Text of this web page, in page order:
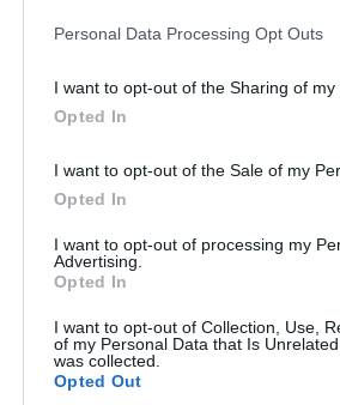
Personal Data Processing Opt Outs
I want to opt-out of the Sharing of my
Opted In
I want to opt-out of the Sale of my
Opted In
I want to opt-out of processing my
Advertising.
Opted In
I want to opt-out of Collection, Use,
of my Personal Data that Is
was collected.
Opted Out